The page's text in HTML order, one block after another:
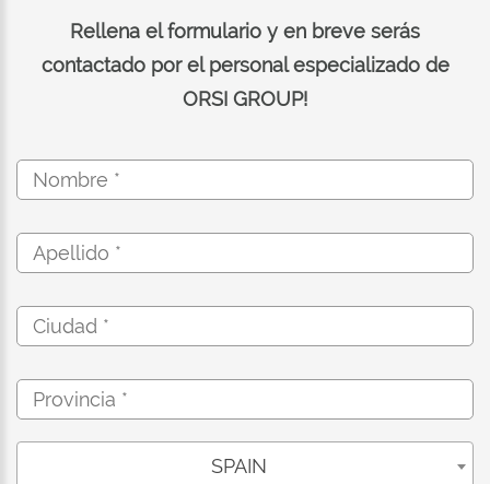
Rellena el formulario y en breve serás
contactado por el personal especializado de
ORSI GROUP!
SPAIN